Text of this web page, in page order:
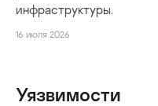
инфраструктуры.
16 июля 2026
Уязвимости